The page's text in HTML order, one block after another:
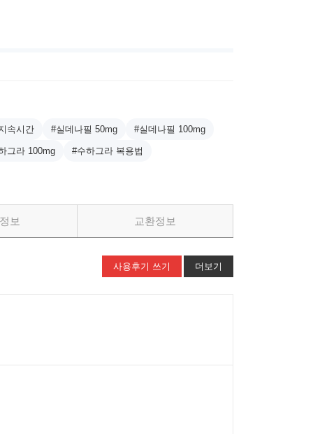
속시간 #실데나필 50mg #실데나필 100mg
그라 100mg #수하그라 복용법
보 교환정보
사용후기 쓰기 더보기